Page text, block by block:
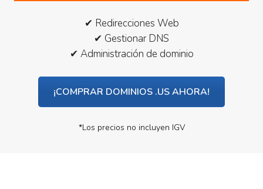
✔ Redirecciones Web
✔ Gestionar DNS
✔ Administración de dominio
¡COMPRAR DOMINIOS .US AHORA!
*Los precios no incluyen IGV